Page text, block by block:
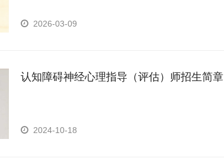
2026-03-09
认知障碍神经心理指导（评估）师招生简章
2024-10-18